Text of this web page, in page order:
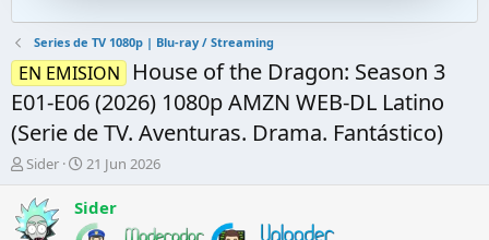
Series de TV 1080p | Blu-ray / Streaming
EN EMISION
House of the Dragon: Season 3
E01-E06 (2026) 1080p AMZN WEB-DL Latino
(Serie de TV. Aventuras. Drama. Fantástico)
A
t
o
Sider
F
c
h
21 Jun 2026
Sider